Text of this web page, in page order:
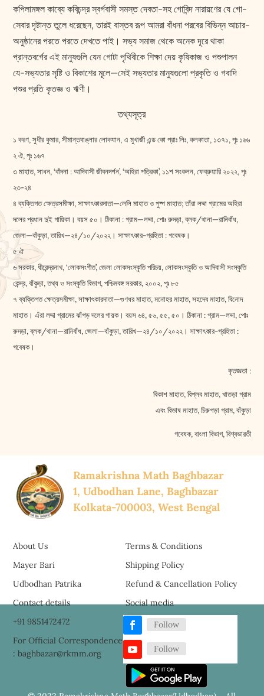
কপিলামঙ্গল কাব্যে কবিচন্দ্র স্বর্গবাসী সমস্ত দেবতা-সহ গোবিন্দ নারায়ণের যে গো-
সেবার দৃষ্টান্ত তুলে ধরেছেন, তারই বাস্তব রূপ আমরা বাঁধনা পরবের বিভিন্ন আচার-
অনুষ্ঠানের পরতে পরতে দেখতে পাই। সভ্য সমাজ থেকে অনেক দূরে থাকা
প্রান্তবর্গের এই মানুষগুলি যেন গোটা পৃথিবীকে শিক্ষা দেয় কৃষিকাজ ও পশুপালন
যে-সভ্যতার সৃষ্টি ও বিকাশের মূলে—সেই সভ্যতার মানুষগুলো প্রকৃতি ও গবাদি
পশুর প্রতি কৃতজ্ঞ ও ঋণী।
তথ্যসূত্র
১ করণ, সুধীর কুমার, সীমান্তবাঙ্‌লার লোকযান, এ মুখার্জী এন্ড কো প্রাঃ লিঃ, কলকাতা, ১৩৭১, পৃঃ ১৬৬
২ ঐ, পৃঃ ১৬৭
৩ মাহাত, সাধন, ‘বাঁদনা : আদিবাসী জীবনদর্শন’, ‘অহিরা পত্রিকা’, ১১শ সংকলন, ফেব্রুয়ারি ২০২২, পৃঃ
২৩-২৪
৪ ব্যক্তিগত ক্ষেত্রসমীক্ষা, সাক্ষাৎকারদাতা—লেলি মাহাত ও পুষ্প মাহাত; তাঁরা লদ্দা গ্রামের অহিরা
দলের প্রধান দুই গায়িকা। বয়স ৫০। ঠিকানা : গ্রাম—লদ্দা, পোঃ রুদড়া, ব্লক/থানা—রানিবাঁধ,
জেলা—বাঁকুড়া, তারিখ—২৪/১০/২০২২। সাক্ষাৎকার-গ্রহিতা : গবেষক।
৫ ঐ
৬ সরকার, ধীরেন্দ্রনাথ, ‘লোকসংগীত’, জেলা লোকসংস্কৃতি পরিচয়, লোকসংস্কৃতি ও আদিবাসী সংস্কৃতি
কেন্দ্র, বাঁকুড়া, তথ্য ও সংস্কৃতি বিভাগ, পশ্চিমবঙ্গ সরকার, ২০০২, পৃঃ ৮৫
৭ ব্যক্তিগত ক্ষেত্রসমীক্ষা, সাক্ষাৎকারদাতা—গুণধর মাহাত, মনোহর মাহাত, সহদেব মাহাত, বিনোদ
মাহাত। এঁরা লদ্দা গ্রামের ঝাঁগড় দলের গায়ক। বয়স ৬৪, ৫৬, ৫৫, ৫০। ঠিকানা : গ্রাম—লদ্দা, পোঃ
রুদড়া, ব্লক/থানা—রানিবাঁধ, জেলা—বাঁকুড়া, তারিখ—২৪/১০/২০২২। সাক্ষাৎকার-গ্রহিতা :
গবেষক।
কৃতজ্ঞতা :
বিকাশ মাহাত, বিপ্লব মাহাত, খাতড়া গ্রাম
এবং বিভাষ মাহাত, চিরুগড়া গ্রাম, বাঁকুড়া
গবেষক, বাংলা বিভাগ, বিশ্বভারতী
Ramakrishna Math Baghbazar
1, Udbodhan Lane, Baghbazar
Kolkata-700003, West Bengal
About Us
Mayer Bari
Udbodhan Patrika
Terms & Conditions
Shipping Policy
Refund & Cancellation Policy
Contact details
+91 9851472472
For Official Correspondence
: baghbazar@rkmm.org
Social media
Follow
Follow